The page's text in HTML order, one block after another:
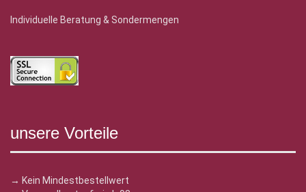
Individuelle Beratung & Sondermengen
unsere Vorteile
→ Kein Mindestbestellwert